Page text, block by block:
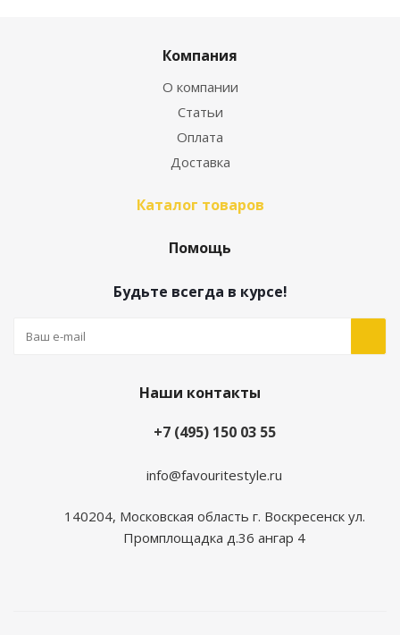
Компания
О компании
Статьи
Оплата
Доставка
Каталог товаров
Помощь
Будьте всегда в курсе!
Наши контакты
+7 (495) 150 03 55
info@favouritestyle.ru
140204, Московская область г. Воскресенск ул.
Промплощадка д.36 ангар 4